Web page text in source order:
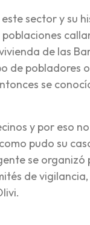
sector y su
de las
de pobladores
se
y por eso
pudo su
se organizó
de